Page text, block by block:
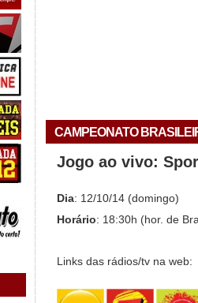
CAMPEONATO
Jogo ao vivo:
Dia: 12/10/14 (domingo)
Horário: 18:30h (hor. de
Links das rádios/tv na web: